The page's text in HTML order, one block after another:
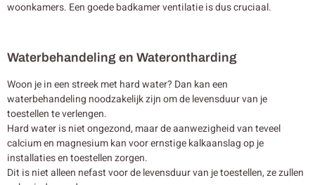
woonkamers. Een goede badkamer ventilatie is dus cruciaal.
Waterbehandeling en Waterontharding
Woon je in een streek met hard water? Dan kan een
waterbehandeling noodzakelijk zijn om de levensduur van je
toestellen te verlengen.
Hard water is niet ongezond, maar de aanwezigheid van teveel
calcium en magnesium kan voor ernstige kalkaanslag op je
installaties en toestellen zorgen.
Dit is niet alleen nefast voor de levensduur van je toestellen, ze zullen